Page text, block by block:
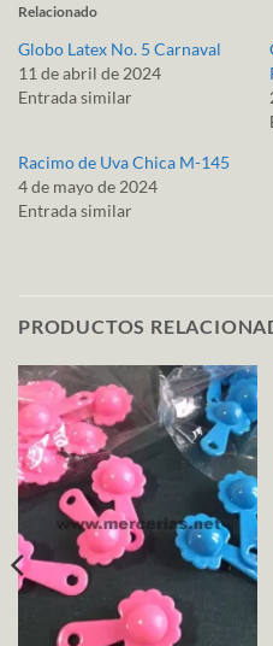
Relacionado
Globo Latex No. 5 Carnaval
11 de abril de 2024
Entrada similar
Racimo de Uva Chica M-145
4 de mayo de 2024
Entrada similar
PRODUCTOS